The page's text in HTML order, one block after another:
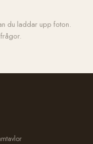
du laddar upp foton.